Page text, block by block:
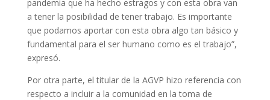
pandemia que ha hecho estragos y con esta obra van
a tener la posibilidad de tener trabajo. Es importante
que podamos aportar con esta obra algo tan básico y
fundamental para el ser humano como es el trabajo”,
expresó.
Por otra parte, el titular de la AGVP hizo referencia con
respecto a incluir a la comunidad en la toma de